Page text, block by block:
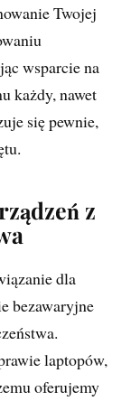
Twojej
wsparcie na
każdy, nawet
się pewnie,
z
dla
bezawaryjne
laptopów,
oferujemy